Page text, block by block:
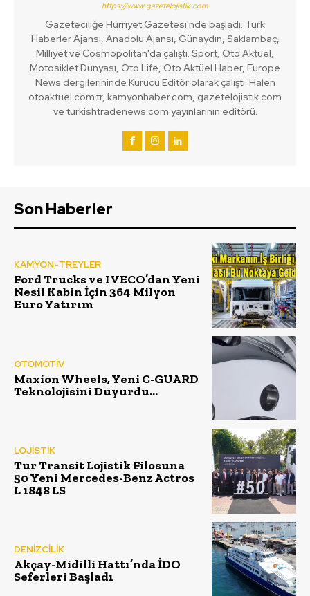
https://www.gazetelojistik.com
Gazeteciliğe Hürriyet Gazetesi'nde başladı. Türk
Haberler Ajansı, Anadolu Ajansı, Günaydın, Saklambaç,
Milliyet ve Cosmopolitan'da çalıştı. Sport, Oto Aktüel,
Motosiklet Dünyası, Oto Life, Oto Aktüel Haber, Europe
News dergilerininde Kurucu Editör olarak çalıştı. Halen
otoaktuel.com.tr, kamyonhaber.com, gazetelojistik.com
ve turkishtradenews.com yayınlarının editörü.
Son Haberler
KAMYON-TREYLER
Ford Trucks ve IVECO’dan Yeni
Nesil Kabin İçin 364 Milyon
Euro Yatırım
OTOMOTİV
Maxion Wheels, Yeni C-GUARD
Teknolojisini Duyurdu…
LOJİSTİK
Tur Transit Lojistik Filosuna
50 Yeni Mercedes-Benz Actros
L 1848 LS
DENİZCİLİK
Akçay-Midilli Hattı’nda İDO
Seferleri Başladı